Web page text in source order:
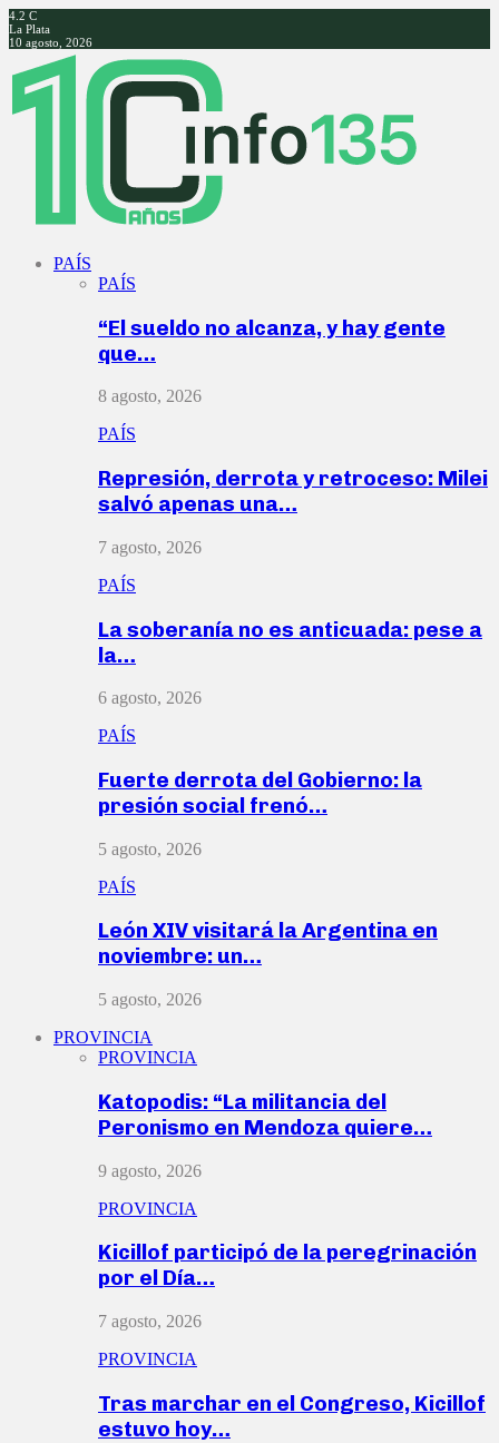
4.2 C
La Plata
10 agosto, 2026
Facebook
Twitter
Instagram
Youtube
PAÍS
PAÍS
“El sueldo no alcanza, y hay gente
que…
8 agosto, 2026
PAÍS
Represión, derrota y retroceso: Milei
salvó apenas una…
7 agosto, 2026
PAÍS
La soberanía no es anticuada: pese a
la…
6 agosto, 2026
PAÍS
Fuerte derrota del Gobierno: la
presión social frenó…
5 agosto, 2026
PAÍS
León XIV visitará la Argentina en
noviembre: un…
5 agosto, 2026
PROVINCIA
PROVINCIA
Katopodis: “La militancia del
Peronismo en Mendoza quiere…
9 agosto, 2026
PROVINCIA
Kicillof participó de la peregrinación
por el Día…
7 agosto, 2026
PROVINCIA
Tras marchar en el Congreso, Kicillof
estuvo hoy…